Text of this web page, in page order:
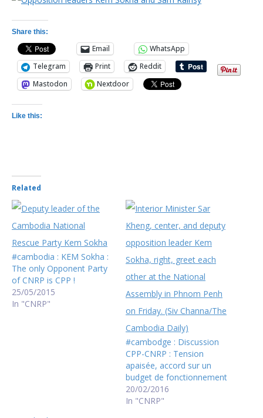
Share this:
Email
WhatsApp
Telegram
Print
Reddit
Mastodon
Nextdoor
Like this:
Related
#cambodia : KEM Sokha :
The only Opponent Party
of CNRP is CPP !
25/05/2015
In "CNRP"
#cambodge : Discussion
CPP-CNRP : Tension
apaisée, accord sur un
budget de fonctionnement
20/02/2016
In "CNRP"